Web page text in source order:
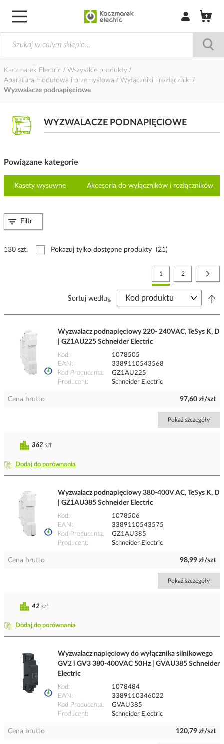
Zaloguj się /
Kaczmarek Electric
Wszystkie produkty
Aparatura modułowa i przemysłowa
Wyłączniki i rozłączniki
Wyzwalacze podnapięciowe
WYZWALACZE PODNAPIĘCIOWE
Powiązane kategorie
Kasety wysuwne Akcesoria do wyłączników i rozłączników
130 szt. Pokazuj tylko dostępne produkty (21)
Strona
Aktualnie czytasz stronę
1 Strona
2
Sortuj według
Wyzwalacz podnapięciowy 220- 240VAC, TeSys K, D
| GZ1AU225 Schneider Electric
Kod
1078505
EAN
3389110543568
Kod Producenta
GZ1AU225
Producent
Schneider Electric
Cena brutto 97,60 zł/szt
Pokaż szczegóły
Dodaj do porównania
362 szt
Wyzwalacz podnapięciowy 380-400V AC, TeSys K, D
| GZ1AU385 Schneider Electric
Kod
1078506
EAN
3389110543575
Kod Producenta
GZ1AU385
Producent
Schneider Electric
Cena brutto 98,99 zł/szt
Pokaż szczegóły
Dodaj do porównania
42 szt
Wyzwalacz napięciowy do wyłącznika silnikowego
GV2 i GV3 380-400VAC 50Hz | GVAU385 Schneider
Electric
Kod
1078484
EAN
3389110346022
Kod Producenta
GVAU385
Producent
Schneider Electric
Cena brutto 120,79 zł/szt
Filtr